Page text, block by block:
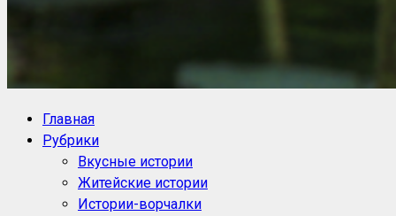
Блог историй NoorySan
Главная
Рубрики
Вкусные истории
Житейские истории
Истории-ворчалки